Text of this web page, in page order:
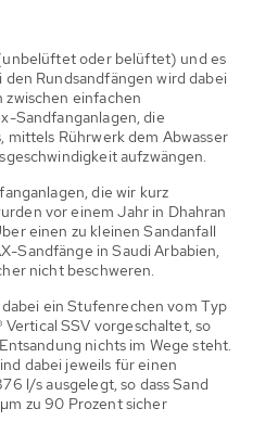
oder belüftet) und es
Rundsandfängen wird dabei
zwischen einfachen
Sandfanganlagen, die
mittels Rührwerk dem Abwasser
aufzwängen.
die wir kurz
vor einem Jahr in Dhahran
einen zu kleinen Sandanfall
Sandfänge in Saudi Arbabien,
nicht beschweren.
ein Stufenrechen vom Typ
Vertical SSV vorgeschaltet, so
nichts im Wege steht.
dabei jeweils für einen
l/s ausgelegt, so dass Sand
zu 90 Prozent sicher